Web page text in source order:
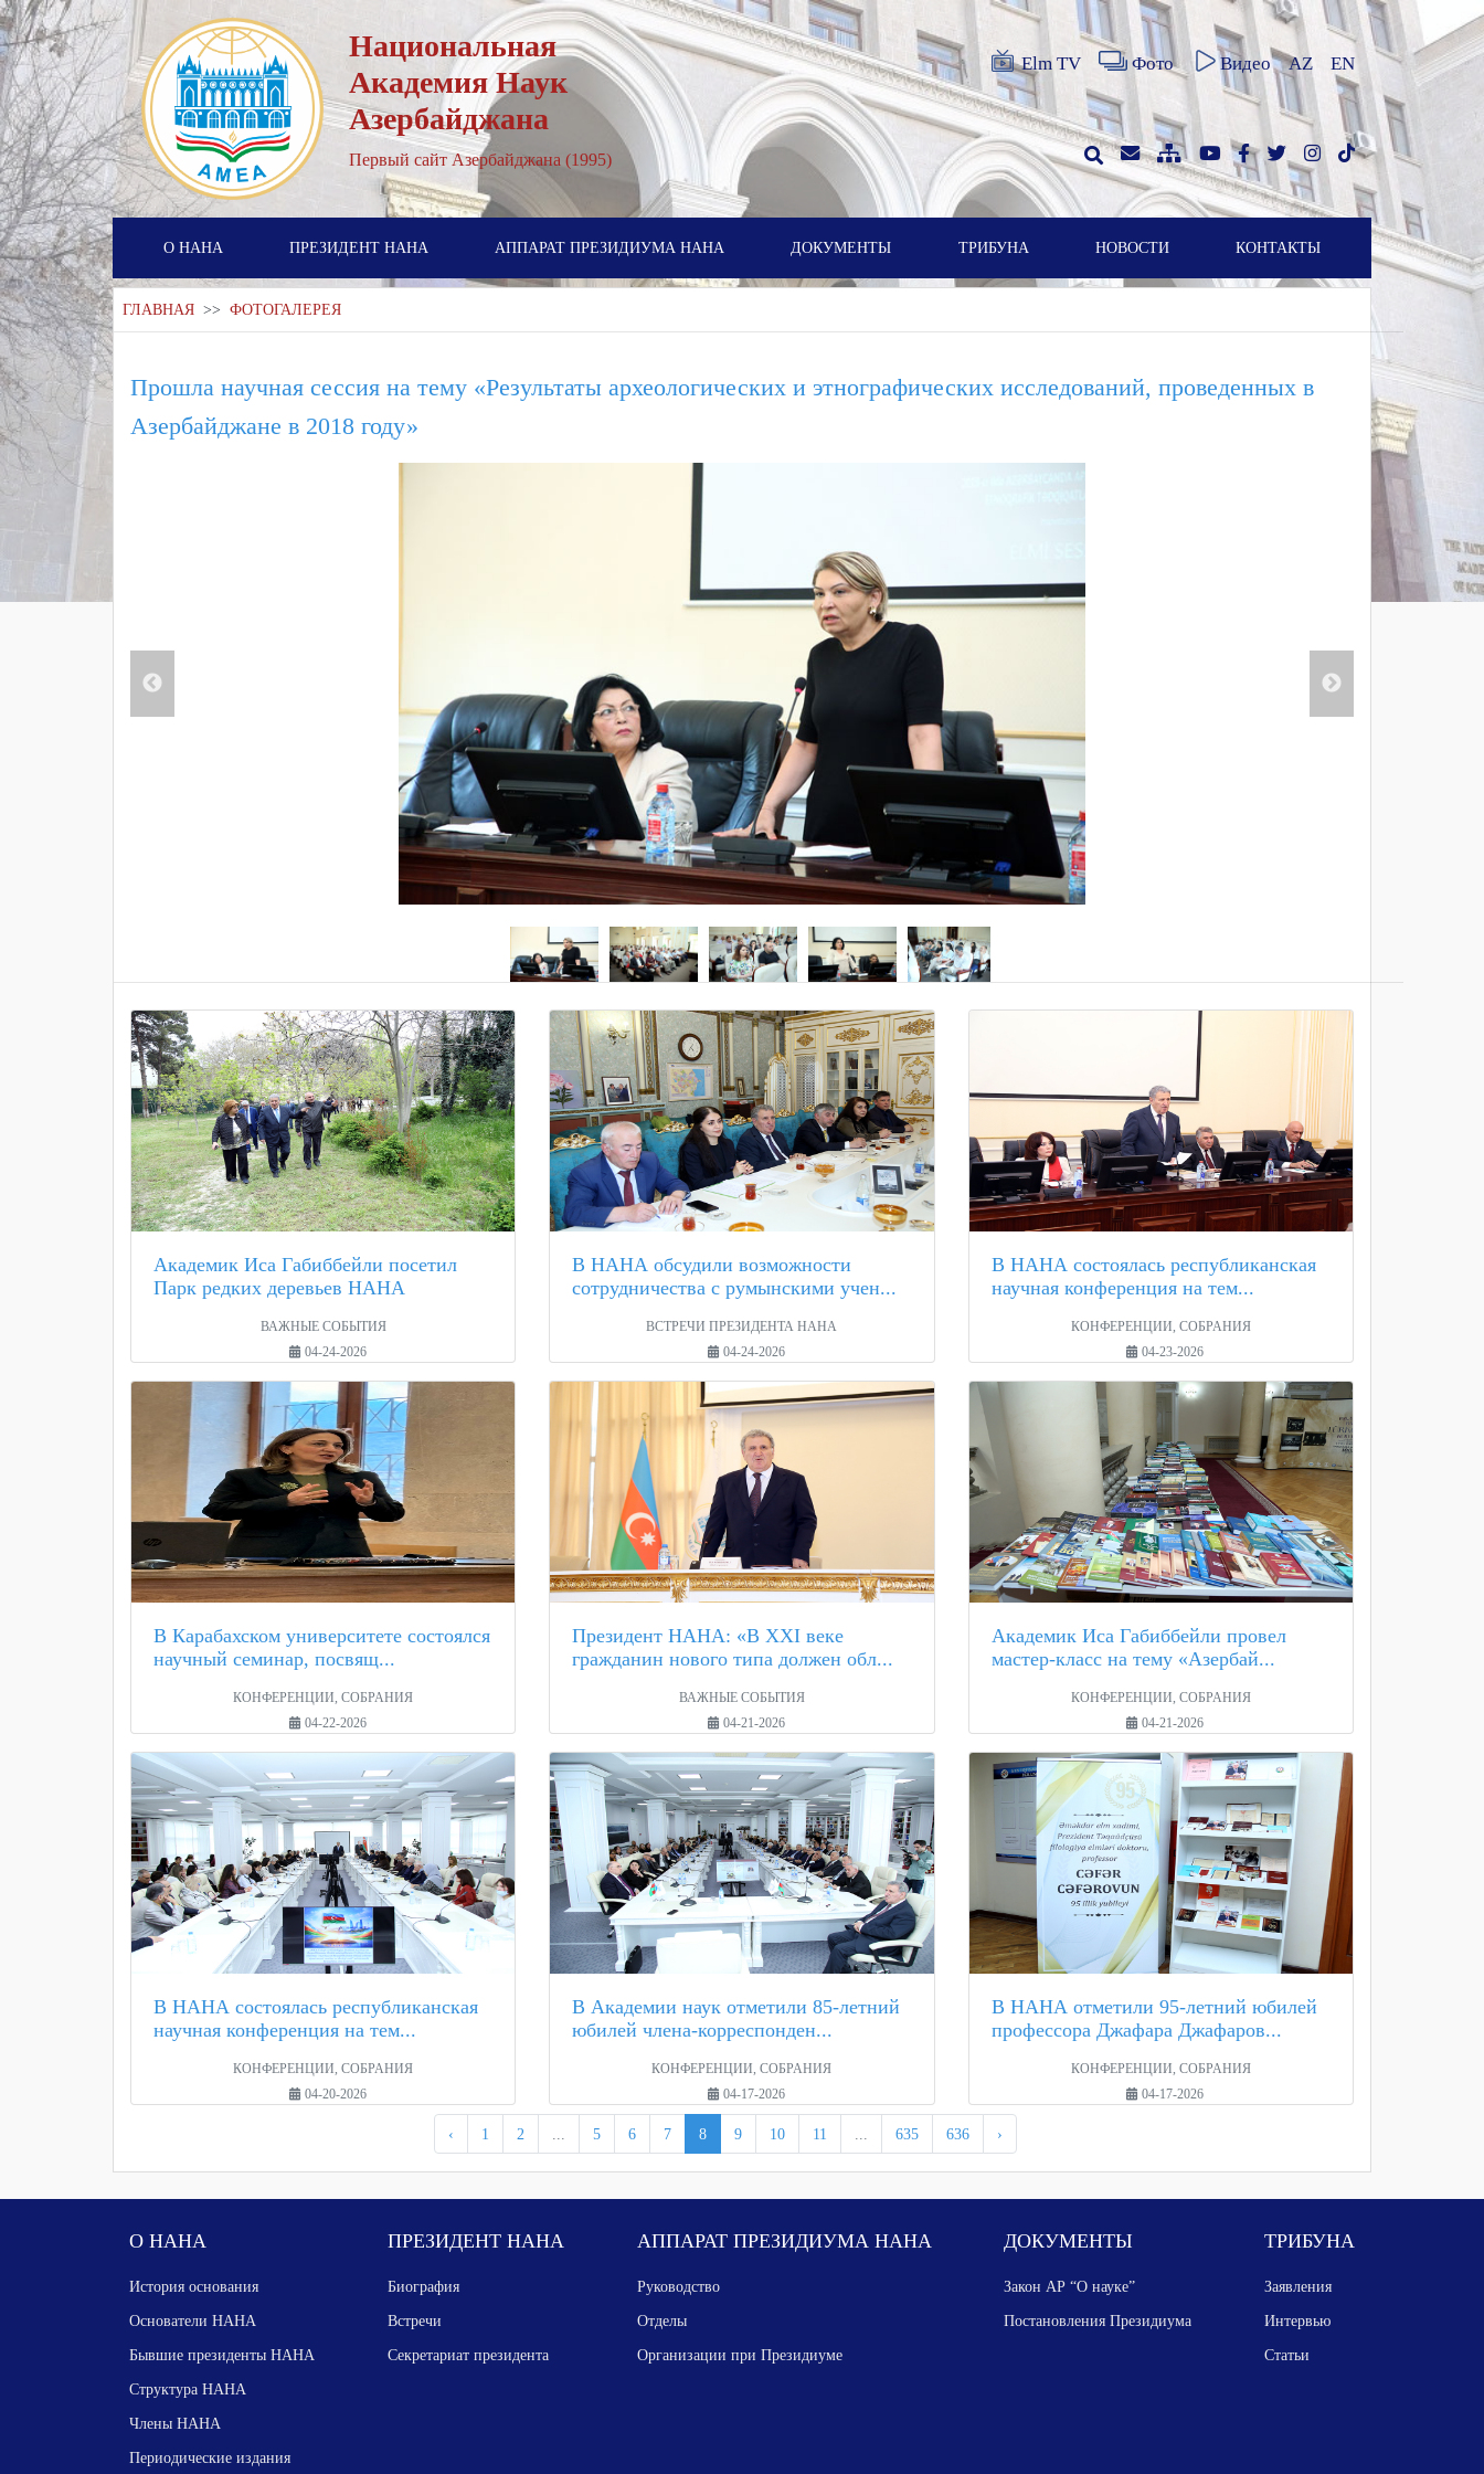
Национальная
Академия Наук
Азербайджана
Первый cайт Азербайджана (1995)
Elm TV Фото Видео AZ EN
О НАНА ПРЕЗИДЕНТ НАНА АППАРАТ ПРЕЗИДИУМА НАНА ДОКУМЕНТЫ ТРИБУНА НОВОСТИ КОНТАКТЫ
ГЛАВНАЯ >> ФОТОГАЛЕРЕЯ
Прошла научная сессия на тему «Результаты археологических и этнографических исследований, проведенных в
Азербайджане в 2018 году»
Академик Иса Габиббейли посетил
Парк редких деревьев НАНА
ВАЖНЫЕ СОБЫТИЯ
04-24-2026
В НАНА обсудили возможности
сотрудничества с румынскими учен...
ВСТРЕЧИ ПРЕЗИДЕНТА НАНА
04-24-2026
В НАНА состоялась республиканская
научная конференция на тем...
КОНФЕРЕНЦИИ, СОБРАНИЯ
04-23-2026
В Карабахском университете состоялся
научный семинар, посвящ...
КОНФЕРЕНЦИИ, СОБРАНИЯ
04-22-2026
Президент НАНА: «В XXI веке
гражданин нового типа должен обл...
ВАЖНЫЕ СОБЫТИЯ
04-21-2026
Академик Иса Габиббейли провел
мастер-класс на тему «Азербай...
КОНФЕРЕНЦИИ, СОБРАНИЯ
04-21-2026
В НАНА состоялась республиканская
научная конференция на тем...
КОНФЕРЕНЦИИ, СОБРАНИЯ
04-20-2026
В Академии наук отметили 85-летний
юбилей члена-корреспонден...
КОНФЕРЕНЦИИ, СОБРАНИЯ
04-17-2026
В НАНА отметили 95-летний юбилей
профессора Джафара Джафаров...
КОНФЕРЕНЦИИ, СОБРАНИЯ
04-17-2026
‹ 1 2 5 6 7 8 9 10 11 635 636 ›
О НАНА
История основания
Основатели НАНА
Бывшие президенты НАНА
Структура НАНА
Члены НАНА
Периодические издания
ПРЕЗИДЕНТ НАНА
Биография
Встречи
Секретариат президента
АППАРАТ ПРЕЗИДИУМА НАНА
Руководство
Отделы
Организации при Президиуме
ДОКУМЕНТЫ
Закон АР “О науке”
Постановления Президиума
ТРИБУНА
Заявления
Интервью
Статьи